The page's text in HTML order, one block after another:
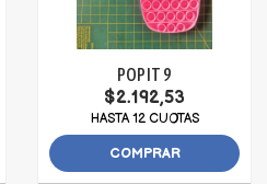
POP IT 9
$2.192,53
HASTA 12 CUOTAS
COMPRAR